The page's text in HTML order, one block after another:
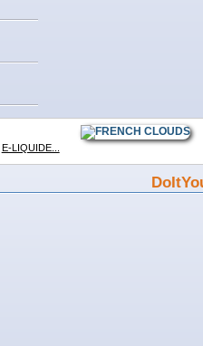
E-LIQUIDE...
E-LIQUIDE...